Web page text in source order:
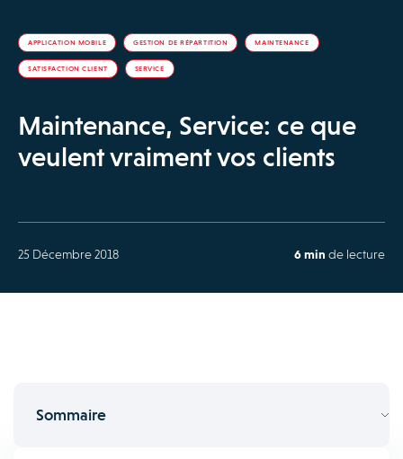
APPLICATION MOBILE GESTION DE RÉPARTITION MAINTENANCE
SATISFACTION CLIENT SERVICE
Maintenance, Service: ce que
veulent vraiment vos clients
25 Décembre 2018 6 min de lecture
Sommaire